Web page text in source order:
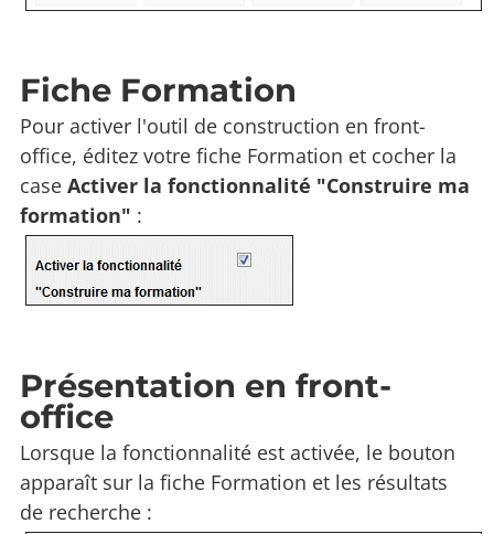
Fiche Formation
Pour activer l'outil de construction en front-
office, éditez votre fiche Formation et cocher la
case Activer la fonctionnalité "Construire ma
formation" :
Présentation en front-
office
Lorsque la fonctionnalité est activée, le bouton
apparaît sur la fiche Formation et les résultats
de recherche :